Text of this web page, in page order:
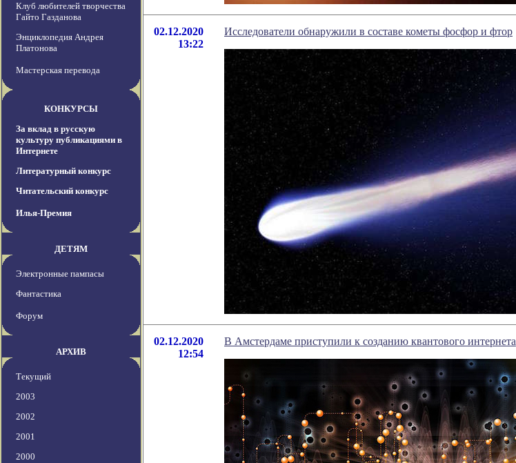
Клуб любителей творчества
Гайто Газданова
Энциклопедия Андрея
Платонова
Мастерская перевода
КОНКУРСЫ
За вклад в русскую
культуру публикациями в
Интернете
Литературный конкурс
Читательский конкурс
Илья-Премия
ДЕТЯМ
Электронные пампасы
Фантастика
Форум
АРХИВ
Текущий
2003
2002
2001
2000
02.12.2020
13:22
Исследователи обнаружили в составе кометы фосфор и фтор
02.12.2020
12:54
В Амстердаме приступили к созданию квантового интернета